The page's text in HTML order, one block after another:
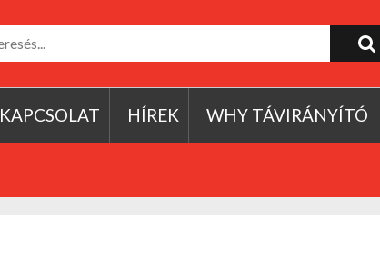
KAPCSOLAT HÍREK WHY TÁVIRÁNYÍTÓ